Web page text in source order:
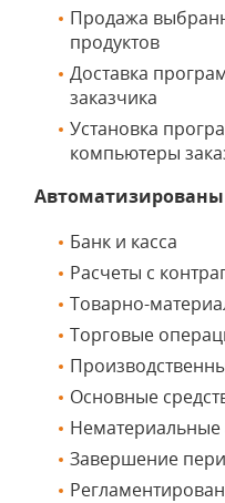
Продажа
продуктов
Доставка
заказчика
Установка
компьютеры
Банк и касса
Расчеты с
Товарно-
Торговые
Основные
Нематериальные
Завершение